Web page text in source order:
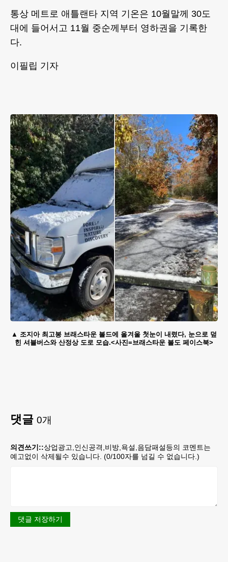
통상 메트로 애틀랜타 지역 기온은 10월말께 30도
대에 들어서고 11월 중순께부터 영하권을 기록한
다.
이필립 기자
조지아 최고봉 브래스타운 볼드에 올겨울 첫눈이 내렸다, 눈으로 덮
힌 셔블버스와 산정상 도로 모습.<사진=브래스타운 볼도 페이스북>
댓글 0개
의견쓰기::상업광고,인신공격,비방,욕설,음담패설등의 코멘트는
예고없이 삭제될수 있습니다. (0/100자를 넘길 수 없습니다.)
댓글 저장하기